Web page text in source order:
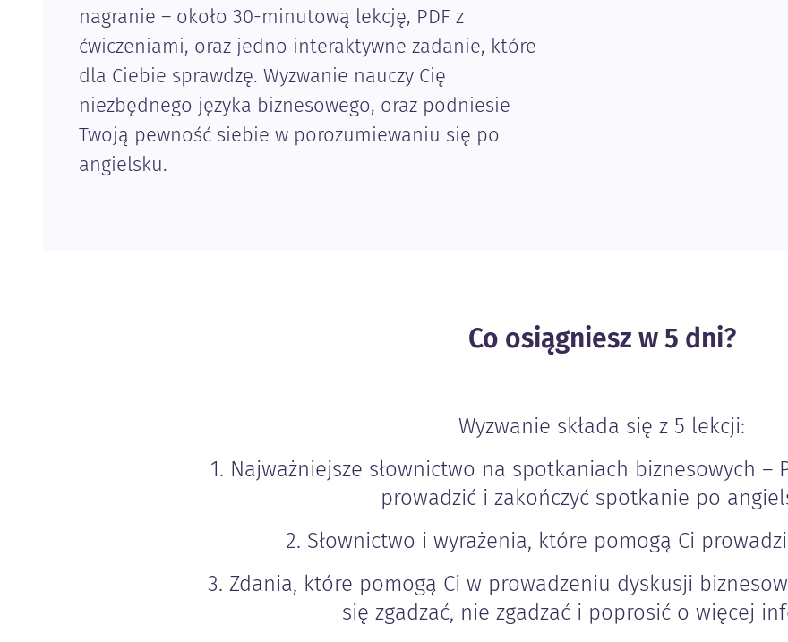
nagranie – około 30-minutową lekcję, PDF z
ćwiczeniami, oraz jedno interaktywne zadanie, które
dla Ciebie sprawdzę. Wyzwanie nauczy Cię
niezbędnego języka biznesowego, oraz podniesie
Twoją pewność siebie w porozumiewaniu się po
angielsku.
Co osiągniesz w 5 dni?
Wyzwanie składa się z 5 lekcji:
1. Najważniejsze słownictwo na spotkaniach biznesowych –
prowadzić i zakończyć spotkanie po
2. Słownictwo i wyrażenia, które pomogą Ci
3. Zdania, które pomogą Ci w prowadzeniu dyskusji
się zgadzać, nie zgadzać i poprosić o więcej